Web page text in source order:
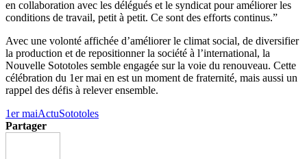
en collaboration avec les délégués et le syndicat pour améliorer les
conditions de travail, petit à petit. Ce sont des efforts continus.”
Avec une volonté affichée d’améliorer le climat social, de diversifier
la production et de repositionner la société à l’international, la
Nouvelle Sototoles semble engagée sur la voie du renouveau. Cette
célébration du 1er mai en est un moment de fraternité, mais aussi un
rappel des défis à relever ensemble.
1er maiActuSototoles
Partager